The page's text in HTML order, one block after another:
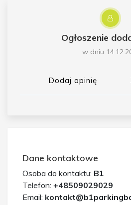
Ogłoszenie
w dniu
Dodaj opinię
Dane kontaktowe
Osoba do kontaktu: B1
Telefon: +48509029029
Email: